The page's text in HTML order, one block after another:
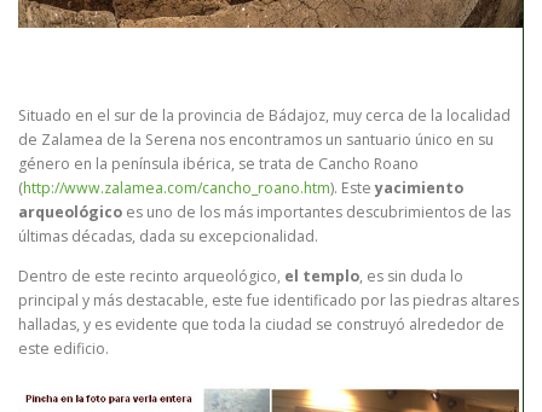
Situado en el sur de la provincia de Bádajoz, muy cerca de la localidad
de Zalamea de la Serena nos encontramos un santuario único en su
género en la península ibérica, se trata de Cancho Roano
(http://www.zalamea.com/cancho_roano.htm). Esteyacimiento
arqueológico es uno de los más importantes descubrimientos de las
últimas décadas, dada su excepcionalidad.
Dentro de este recinto arqueológico, el templo, es sin duda lo
principal y más destacable, este fue identificado por las piedras altares
halladas, y es evidente que toda la ciudad se construyó alrededor de
este edificio.